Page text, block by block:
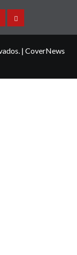
Deportes
| CoverNews